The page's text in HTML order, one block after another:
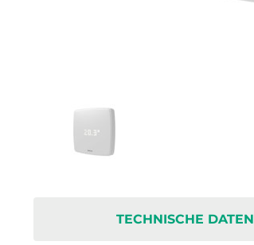
TECHNISCHE DATEN